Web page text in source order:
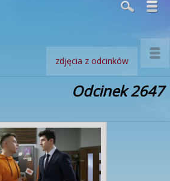
zdjęcia z odcinków
Odcinek 2647